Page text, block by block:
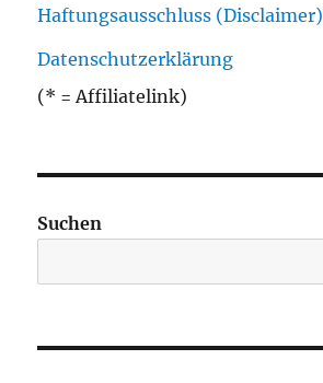
Haftungsausschluss (Disclaimer)
Datenschutzerklärung
(* = Affiliatelink)
Suchen